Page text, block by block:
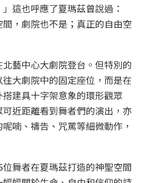
這也呼應了夏瑪茲曾說過：
間，劇院也不是；真正的自由空
藝中心大劇院登台。但特別的
大劇院中的固定座位，而是在
建具十字架意象的環形觀眾
近距離看到舞者們的演出，亦
喃、禱告、咒罵等細微動作，